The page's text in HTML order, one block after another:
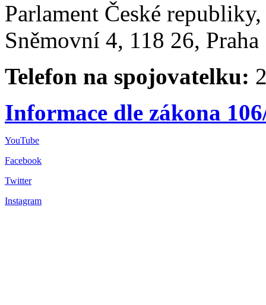
Parlament České
Sněmovní 4, 118 26,
Telefon na spojovatelku:
Informace dle zákona
YouTube
Facebook
Twitter
Instagram